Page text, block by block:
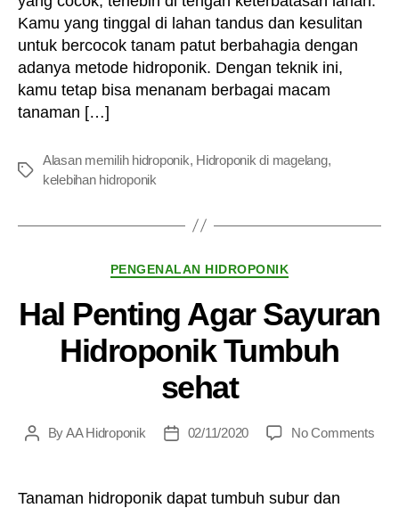
Kamu yang tinggal di lahan tandus dan kesulitan
untuk bercocok tanam patut berbahagia dengan
adanya metode hidroponik. Dengan teknik ini,
kamu tetap bisa menanam berbagai macam
tanaman […]
Tags
Alasan memilih hidroponik, Hidroponik di magelang,
kelebihan hidroponik
Categories
PENGENALAN HIDROPONIK
Hal Penting Agar Sayuran
Hidroponik Tumbuh
sehat
PostByAA Hidroponik
Post02/11/2020 No Commentson
Tanaman hidroponik dapat tumbuh subur dan